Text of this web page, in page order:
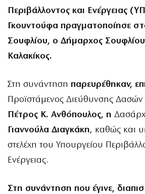
Περιβάλλοντος και Ενέργειας
Γκουντούφα πραγματοποίησε
Σουφλίου, ο Δήμαρχος
Καλακίκος.
Στη συνάντηση παρευρέθηκαν,
Προϊστάμενος Διεύθυνσης
Πέτρος Κ. Ανθόπουλος, η
Γιαννούλα Διαγκάκη, καθώς και
στελέχη του Υπουργείου
Ενέργειας.
Στη συνάντηση που έγινε,